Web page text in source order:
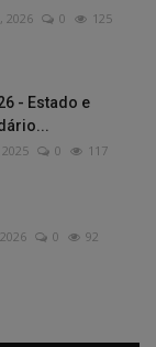
2026 0 125
- Estado e
0 117
0 92